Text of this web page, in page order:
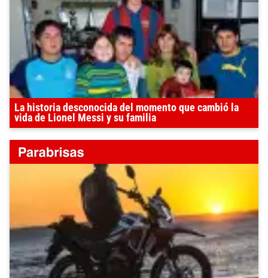
La historia desconocida del momento que cambió la
vida de Lionel Messi y su familia